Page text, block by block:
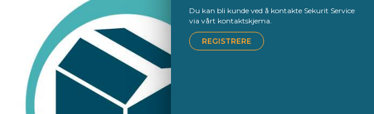
Du kan bli kunde ved å kontakte Sekurit Service
via vårt kontaktskjema.
REGISTRERE